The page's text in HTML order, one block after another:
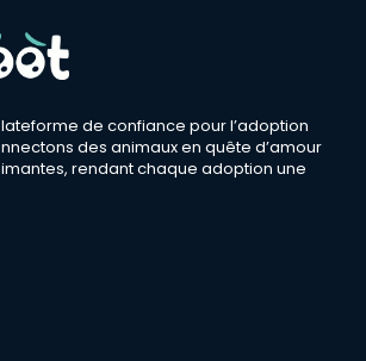
de confiance pour l’adoption
des animaux en quête d’amour
rendant chaque adoption une